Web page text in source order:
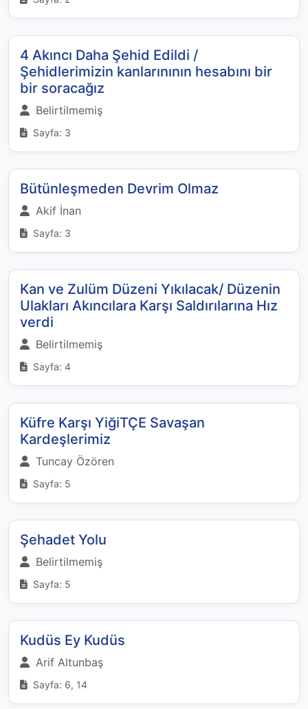
4 Akıncı Daha Şehid Edildi /
Şehidlerimizin kanlarınının hesabını bir
bir soracağız
Belirtilmemiş
Sayfa: 3
Bütünleşmeden Devrim Olmaz
Akif İnan
Sayfa: 3
Kan ve Zulüm Düzeni Yıkılacak/ Düzenin
Ulakları Akıncılara Karşı Saldırılarına Hız
verdi
Belirtilmemiş
Sayfa: 4
Küfre Karşı YiğiTÇE Savaşan
Kardeşlerimiz
Tuncay Özören
Sayfa: 5
Şehadet Yolu
Belirtilmemiş
Sayfa: 5
Kudüs Ey Kudüs
Arif Altunbaş
Sayfa: 6, 14